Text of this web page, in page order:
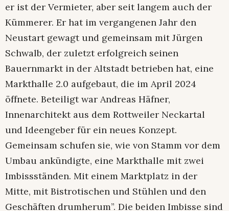
er ist der Vermieter, aber seit langem auch der
Kümmerer. Er hat im vergangenen Jahr den
Neustart gewagt und gemeinsam mit Jürgen
Schwalb, der zuletzt erfolgreich seinen
Bauernmarkt in der Altstadt betrieben hat, eine
Markthalle 2.0 aufgebaut, die im April 2024
öffnete. Beteiligt war Andreas Häfner,
Innenarchitekt aus dem Rottweiler Neckartal
und Ideengeber für ein neues Konzept.
Gemeinsam schufen sie, wie von Stamm vor dem
Umbau ankündigte, eine Markthalle mit zwei
Imbissständen. Mit einem Marktplatz in der
Mitte, mit Bistrotischen und Stühlen und den
Geschäften drumherum”. Die beiden Imbisse sind